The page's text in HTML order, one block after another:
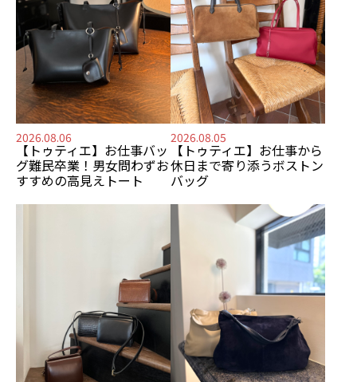
2026.08.06
【トゥティエ】 お仕事バッ
グ難民卒業！ 男女問わずお
すすめの高見えトート
2026.08.05
【トゥティエ】 お仕事から
休日まで寄り添うボストン
バッグ